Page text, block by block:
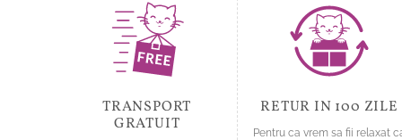
pot
alese
pagina
produsului.
pot
fi
în
pagina
TRANSPORT
GRATUIT
RETUR IN 100 ZILE
Pentru ca vrem sa fii relaxat